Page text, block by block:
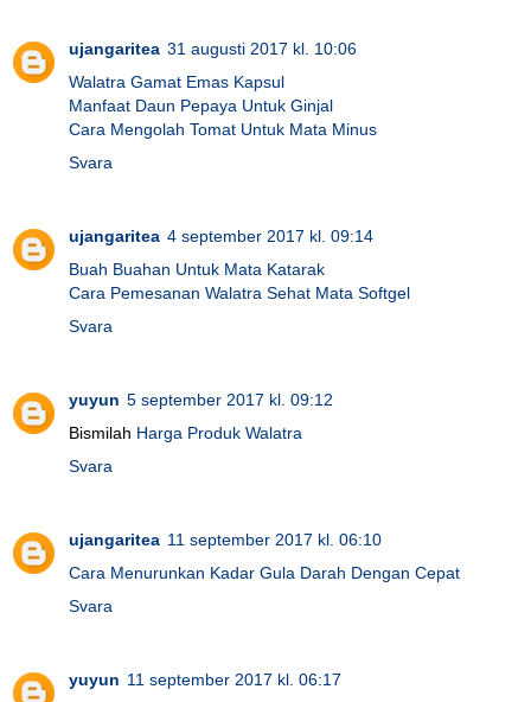
ujangaritea 31 augusti 2017 kl. 10:06
Walatra Gamat Emas Kapsul
Manfaat Daun Pepaya Untuk Ginjal
Cara Mengolah Tomat Untuk Mata Minus
Svara
ujangaritea 4 september 2017 kl. 09:14
Buah Buahan Untuk Mata Katarak
Cara Pemesanan Walatra Sehat Mata Softgel
Svara
yuyun 5 september 2017 kl. 09:12
Bismilah Harga Produk Walatra
Svara
ujangaritea 11 september 2017 kl. 06:10
Cara Menurunkan Kadar Gula Darah Dengan Cepat
Svara
yuyun 11 september 2017 kl. 06:17